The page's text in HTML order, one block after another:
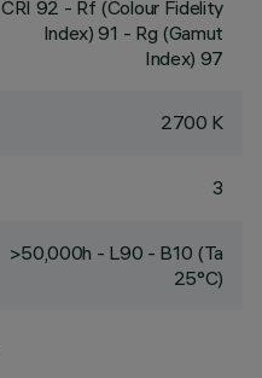
CRI 92 - Rf (Colour Fidelity
Index) 91 - Rg (Gamut
Index) 97
2700 K
3
>50,000h - L90 - B10 (Ta
25°C)